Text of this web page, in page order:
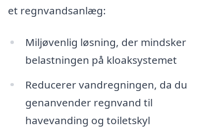
et regnvandsanlæg:
Miljøvenlig løsning, der mindsker
belastningen på kloaksystemet
Reducerer vandregningen, da du
genanvender regnvand til
havevanding og toiletskyl